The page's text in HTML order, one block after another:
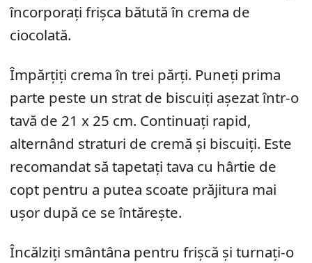
încorporați frișca bătută în crema de
ciocolată.
Împărțiți crema în trei părți. Puneți prima
parte peste un strat de biscuiți așezat într-o
tavă de 21 x 25 cm. Continuați rapid,
alternând straturi de cremă și biscuiți. Este
recomandat să tapetați tava cu hârtie de
copt pentru a putea scoate prăjitura mai
ușor după ce se întărește.
Încălziți smântâna pentru frișcă și turnați-o